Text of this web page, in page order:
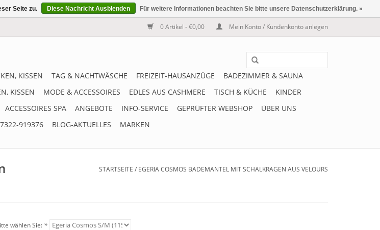
0 Artikel - €0,00 Mein Konto / Kundenkonto anlegen
KISSEN TAG & NACHTWÄSCHE FREIZEIT-HAUSANZÜGE
BADEZIMMER & SAUNA
KISSEN MODE & ACCESSOIRES EDLES AUS CASHMERE TISCH & KÜCHE
KINDER
ACCESSOIRES SPA ANGEBOTE INFO-SERVICE GEPRÜFTER WEBSHOP
ÜBER UNS
919376 BLOG-AKTUELLES MARKEN
STARTSEITE / EGERIA COSMOS BADEMANTEL MIT SCHALKRAGEN AUS VELOURS
wählen Sie: *
Seite zu. Diese Nachricht Ausblenden Für weitere Informationen beachten Sie bitte unsere Datenschutzerklärung. »